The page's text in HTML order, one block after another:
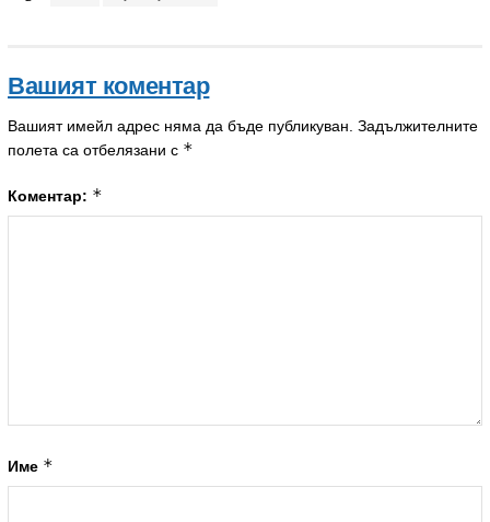
Вашият коментар
Вашият имейл адрес няма да бъде публикуван. Задължителните
полета са отбелязани с *
Коментар: *
Име *